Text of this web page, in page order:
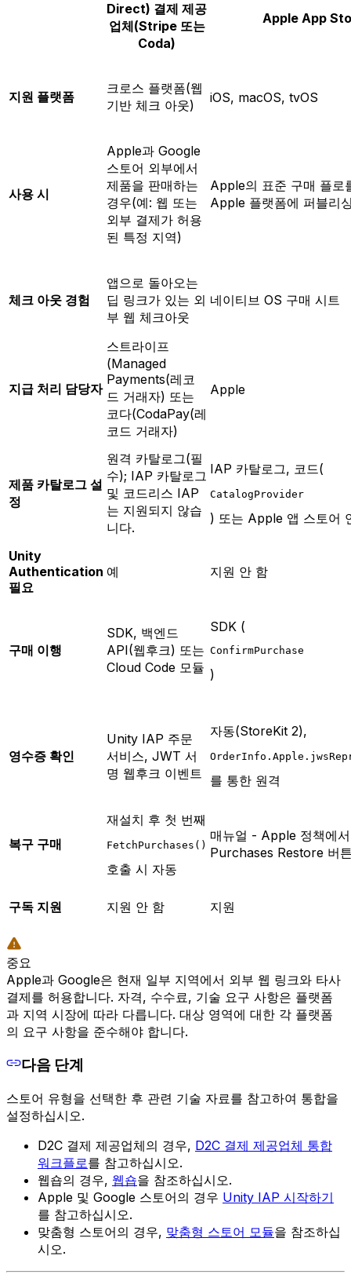
Direct) 결제 제공
업체(Stripe 또는
Coda)
Apple App
지원 플랫폼
크로스 플랫폼(웹
기반 체크 아웃)
iOS, macOS, tvOS
사용 시
Apple과 Google
스토어 외부에서
제품을 판매하는
경우(예: 웹 또는
외부 결제가 허용
된 특정 지역)
Apple의 표준 구매 플로
Apple 플랫폼에 퍼블리
체크 아웃 경험
앱으로 돌아오는
딥 링크가 있는 외
부 웹 체크아웃
네이티브 OS 구매 시트
지급 처리 담당자
스트라이프
(Managed
Payments(레코
드 거래자) 또는
코다(CodaPay(레
코드 거래자)
Apple
제품 카탈로그 설
정
원격 카탈로그(필
수); IAP 카탈로그
및 코드리스 IAP
는 지원되지 않습
니다.
IAP 카탈로그, 코드(
CatalogProvider
) 또는 Apple 앱 스토어
Unity
Authentication
필요
예 지원 안 함
구매 이행
SDK, 백엔드
API(웹후크) 또는
Cloud Code 모듈
SDK (
ConfirmPurchase
)
영수증 확인
Unity IAP 주문
서비스, JWT 서
명 웹후크 이벤트
자동(StoreKit 2),
를 통한 원격
복구 구매
재설치 후 첫 번째
FetchPurchases()
호출 시 자동
매뉴얼 - Apple 정책에
Purchases Restore 버
구독 지원 지원 안 함 지원
중요
Apple과 Google은 현재 일부 지역에서 외부 웹 링크와 타사
결제를 허용합니다. 자격, 수수료, 기술 요구 사항은 플랫폼
과 지역 시장에 따라 다릅니다. 대상 영역에 대한 각 플랫폼
의 요구 사항을 준수해야 합니다.
다음 단계
스토어 유형을 선택한 후 관련 기술 자료를 참고하여 통합을
설정하십시오.
D2C 결제 제공업체의 경우, D2C 결제 제공업체 통합
워크플로를 참고하십시오.
웹숍의 경우, 웹숍을 참조하십시오.
Apple 및 Google 스토어의 경우 Unity IAP 시작하기
를 참고하십시오.
맞춤형 스토어의 경우, 맞춤형 스토어 모듈을 참조하십
시오.